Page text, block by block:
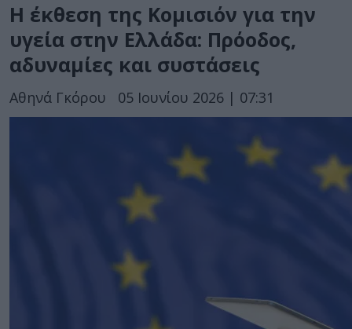
Η έκθεση της Κομισιόν για την
υγεία στην Ελλάδα: Πρόοδος,
αδυναμίες και συστάσεις
Αθηνά Γκόρου 05 Ιουνίου 2026 | 07:31